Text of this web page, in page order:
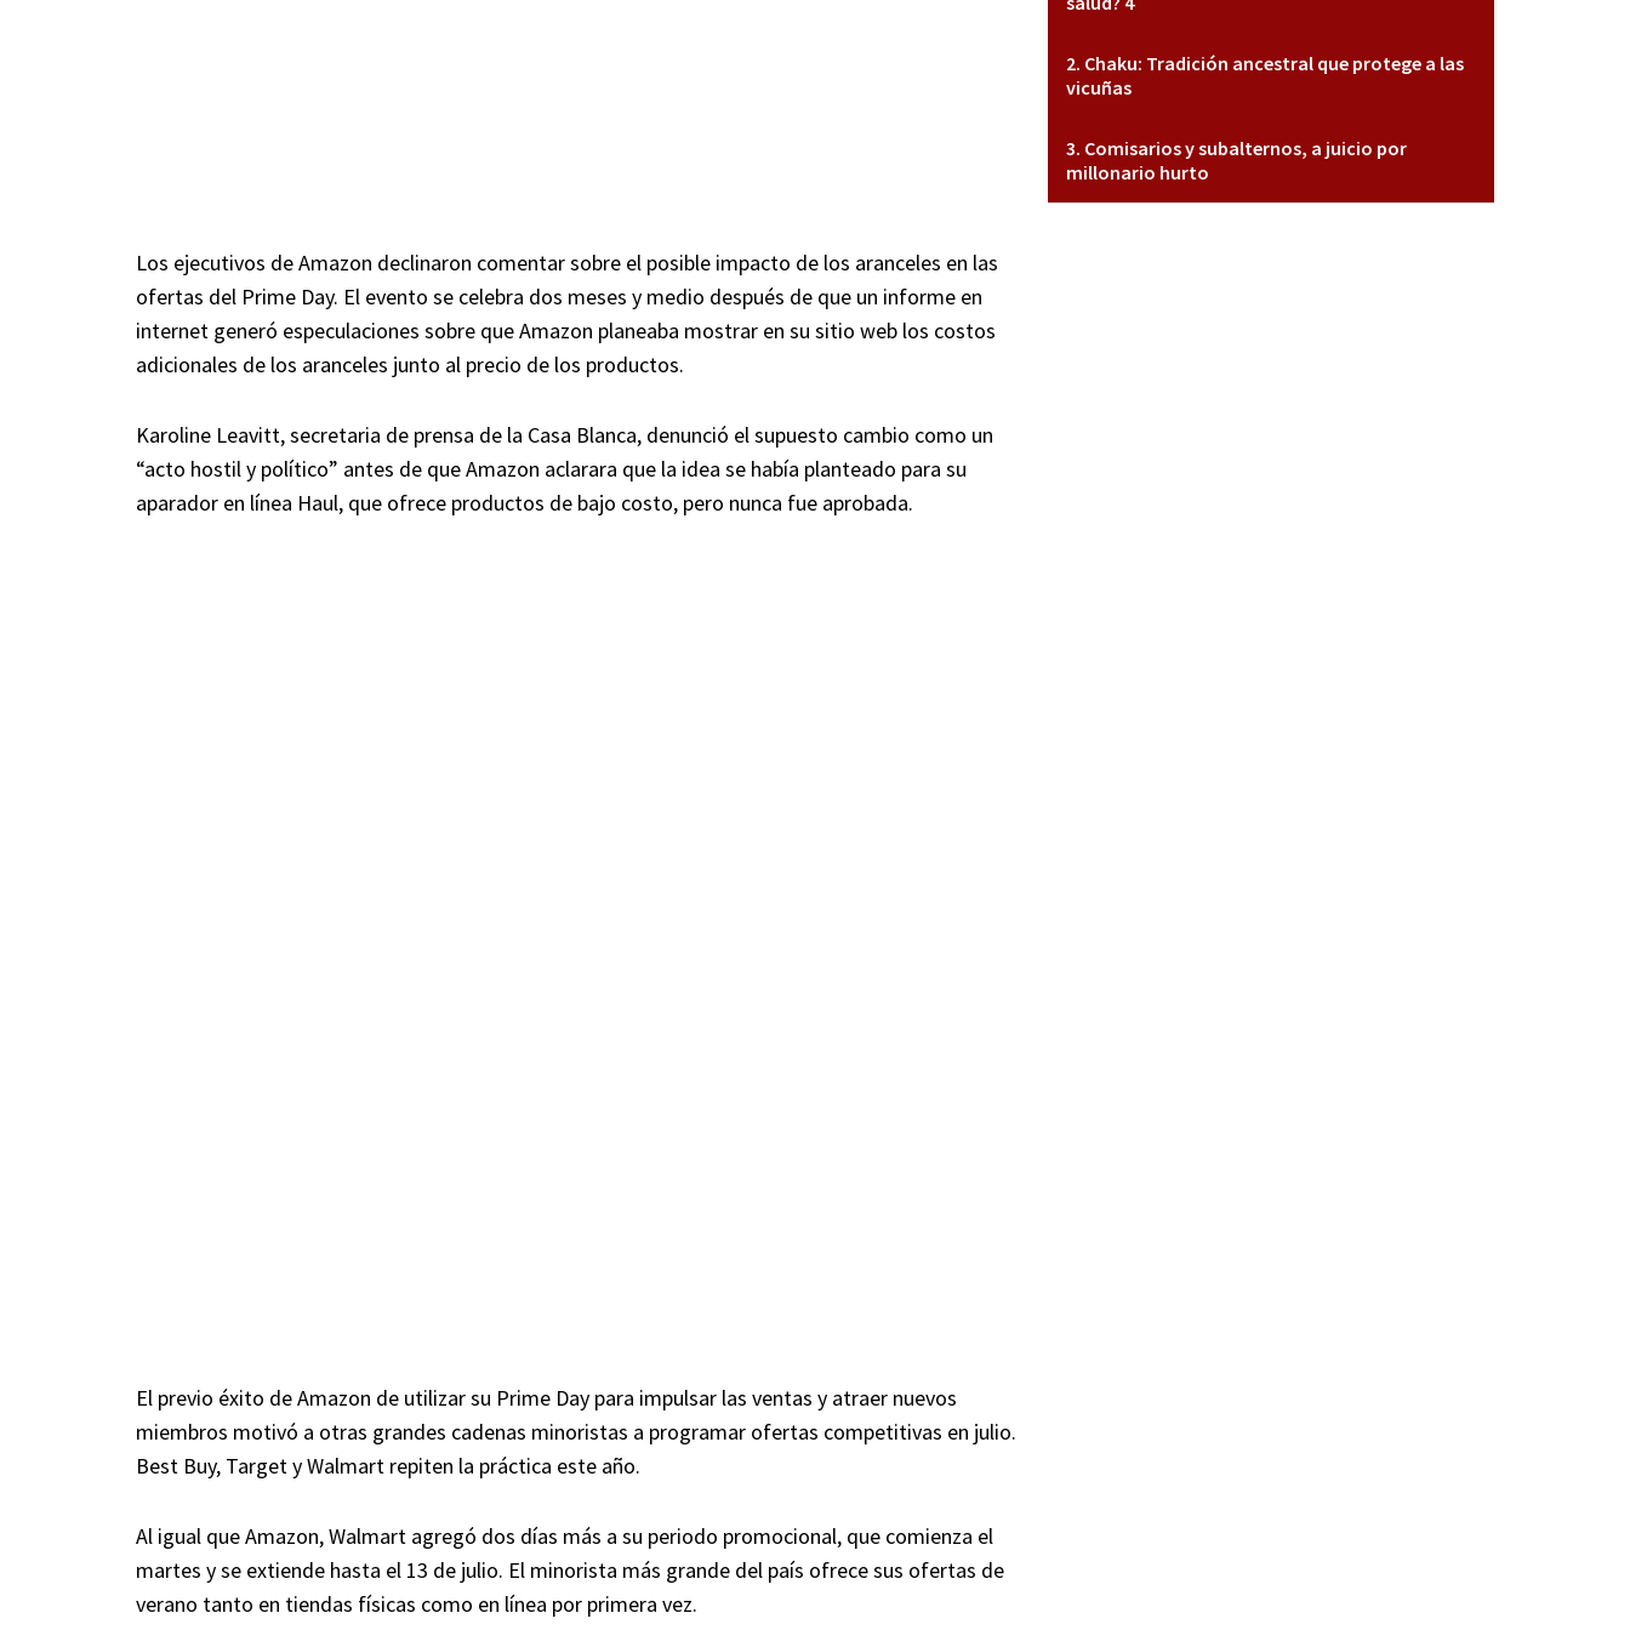
Los ejecutivos de Amazon declinaron comentar sobre el posible impacto de los aranceles en las
ofertas del Prime Day. El evento se celebra dos meses y medio después de que un informe en
internet generó especulaciones sobre que Amazon planeaba mostrar en su sitio web los costos
adicionales de los aranceles junto al precio de los productos.
Karoline Leavitt, secretaria de prensa de la Casa Blanca, denunció el supuesto cambio como un
“acto hostil y político” antes de que Amazon aclarara que la idea se había planteado para su
aparador en línea Haul, que ofrece productos de bajo costo, pero nunca fue aprobada.
El previo éxito de Amazon de utilizar su Prime Day para impulsar las ventas y atraer nuevos
miembros motivó a otras grandes cadenas minoristas a programar ofertas competitivas en julio.
Best Buy, Target y Walmart repiten la práctica este año.
Al igual que Amazon, Walmart agregó dos días más a su periodo promocional, que comienza el
martes y se extiende hasta el 13 de julio. El minorista más grande del país ofrece sus ofertas de
verano tanto en tiendas físicas como en línea por primera vez.
Chaku: Tradición ancestral que protege a las
vicuñas
Comisarios y subalternos, a juicio por
millonario hurto